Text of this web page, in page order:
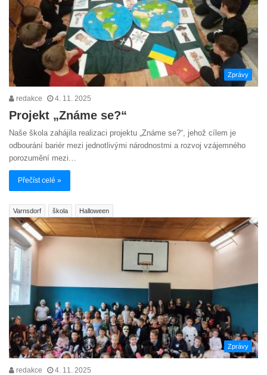
Zprávy
redakce 4. 11. 2025
Projekt „Známe se?“
Naše škola zahájila realizaci projektu „Známe se?“, jehož cílem je
odbourání bariér mezi jednotlivými národnostmi a rozvoj vzájemného
porozumění mezi…
Přečíst celé »
Varnsdorf škola Halloween
Zprávy
redakce 4. 11. 2025